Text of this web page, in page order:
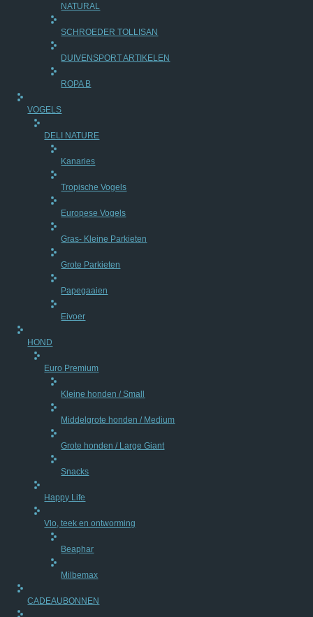
NATURAL
SCHROEDER TOLLISAN
DUIVENSPORT ARTIKELEN
ROPA B
VOGELS
DELI NATURE
Kanaries
Tropische Vogels
Europese Vogels
Gras- Kleine Parkieten
Grote Parkieten
Papegaaien
Eivoer
HOND
Euro Premium
Kleine honden / Small
Middelgrote honden / Medium
Grote honden / Large Giant
Snacks
Happy Life
Vlo, teek en ontworming
Beaphar
Milbemax
CADEAUBONNEN